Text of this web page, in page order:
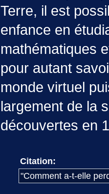
Terre, il est
enfance en
mathématiques
pour autant
monde virtuel
largement de la
découvertes en
Citation:
"Comment a-t-elle